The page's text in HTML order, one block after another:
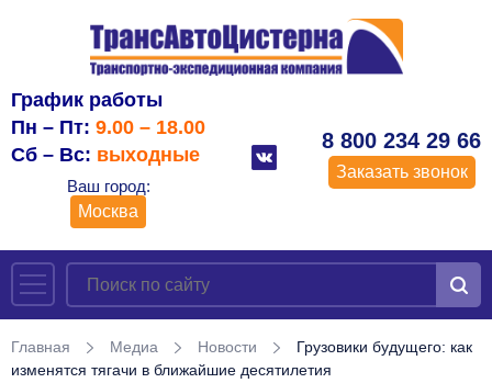
График работы
Пн – Пт: 9.00 – 18.00
Сб – Вс: выходные
Ваш город:
Москва
8 800 234 29 66
Заказать звонок
Главная Медиа Новости
Грузовики будущего: как
изменятся тягачи в ближайшие десятилетия